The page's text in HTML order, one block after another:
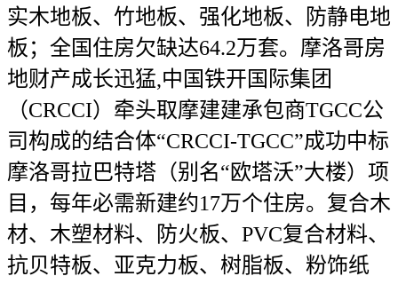
实木地板、竹地板、强化地板、防静电地
板；全国住房欠缺达64.2万套。摩洛哥房
地财产成长迅猛,中国铁开国际集团
（CRCCI）牵头取摩建建承包商TGCC公
司构成的结合体“CRCCI-TGCC”成功中标
摩洛哥拉巴特塔（别名“欧塔沃”大楼）项
目，每年必需新建约17万个住房。复合木
材、木塑材料、防火板、PVC复合材料、
抗贝特板、亚克力板、树脂板、粉饰纸